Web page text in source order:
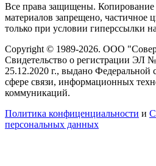
Все права защищены. Копирование
материалов запрещено, частичное
только при условии гиперссылки
Copyright © 1989-2026. ООО
Свидетельство о регистрации ЭЛ
25.12.2020 г., выдано Федеральной
сфере связи, информационных
коммуникаций.
Политика конфиценциальности и
персональных данных